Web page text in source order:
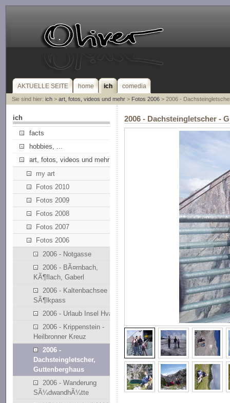
AKTUELLE SEITE home ich comedia
Sie sind hier: ich> art, fotos, videos und mehr> Fotos 2006> 2006 -
ich
facts
hobbies, ...
art, fotos, videos und mehr
my art
Fotos 2010
Fotos 2009
Fotos 2008
Fotos 2007
Fotos 2006
2006 - Notgasse
2006 - BÃ¤rnbach,
KÃ¶flach, Gaberl
2006 - Kaltenbachsee
SÃ¶lkpass
2006 - Urlaub Insel Hvar
2006 - Krippenstein -
Heilbronner Kreuz
2006 -
Dachsteingletscher,
Guttenberghaus
2006 - Wanderung
SÃ¼dwandhÃ¼tte
2006 - Dachsteingletscher -